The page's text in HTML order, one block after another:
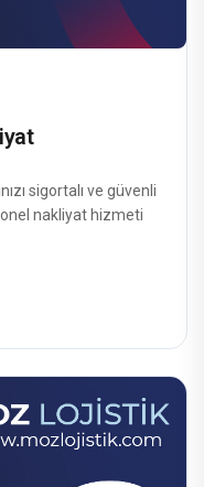
sigortalı ve güvenli
nakliyat hizmeti